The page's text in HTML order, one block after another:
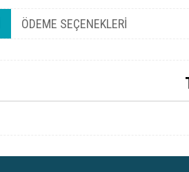
ÖDEME SEÇENEKLERI